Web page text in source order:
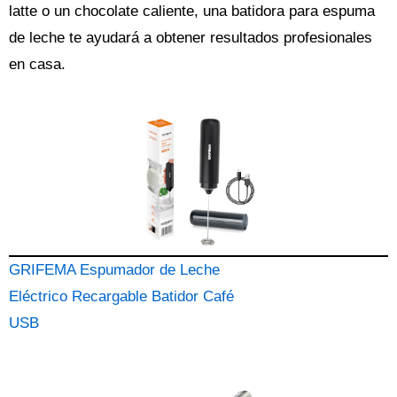
latte o un chocolate caliente, una batidora para espuma
de leche te ayudará a obtener resultados profesionales
en casa.
GRIFEMA Espumador de Leche
Eléctrico Recargable Batidor Café
USB